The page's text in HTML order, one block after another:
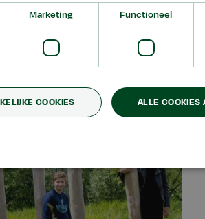
de slag en leren ook waarom ze op
Marketing Functioneel
ALLE COOKIES
COOKIES